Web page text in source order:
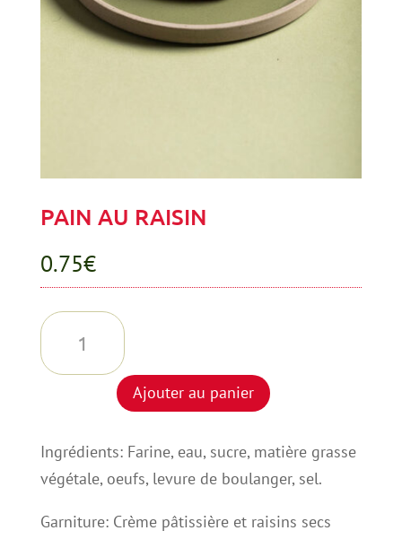
PAIN AU RAISIN
0.75€
quantité
de
PAIN
Ajouter au panier
Ingrédients: Farine, eau, sucre, matière grasse
végétale, oeufs, levure de boulanger, sel.
Garniture: Crème pâtissière et raisins secs